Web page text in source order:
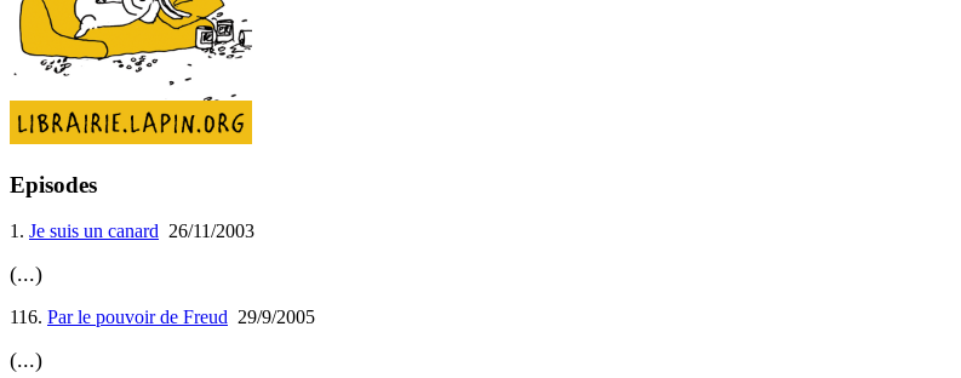
Episodes
1. Je suis un canard 26/11/2003
(...)
116. Par le pouvoir de Freud 29/9/2005
(...)